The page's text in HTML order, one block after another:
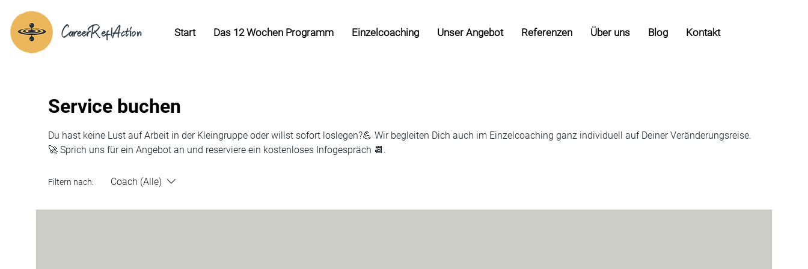
Start Das 12 Wochen Programm Einzelcoaching Unser Angebot Referenzen Über uns Blog Kontakt
Service buchen
Du hast keine Lust auf Arbeit in der Kleingruppe oder willst sofort loslegen?💪 Wir begleiten Dich auch im Einzelcoaching ganz individuell auf Deiner Veränderungsreise.
🚀 Sprich uns für ein Angebot an und reserviere ein kostenloses Infogespräch 📆.
Filtern nach: Coach (Alle)